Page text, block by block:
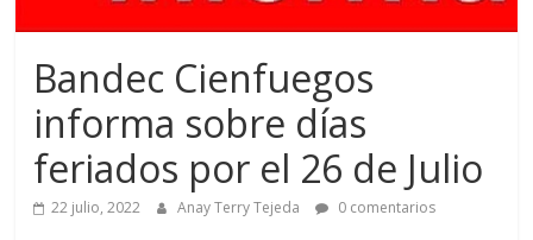
Bandec Cienfuegos
informa sobre días
feriados por el 26 de Julio
22 julio, 2022 Anay Terry Tejeda 0 comentarios